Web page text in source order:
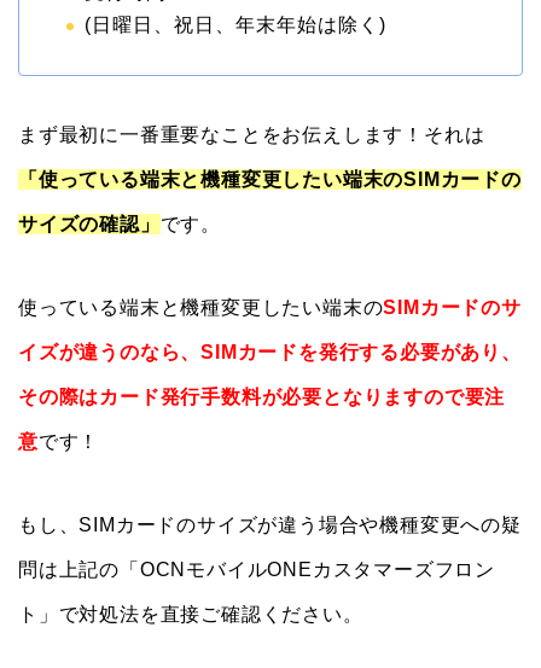
(日曜日、祝日、年末年始は除く)
まず最初に一番重要なことをお伝えします！それは
「使っている端末と機種変更したい端末のSIMカードの
サイズの確認」 です。
使っている端末と機種変更したい端末のSIMカードのサ
イズが違うのなら、SIMカードを発行する必要があり、
その際はカード発行手数料が必要となりますので要注
意です！
もし、SIMカードのサイズが違う場合や機種変更への疑
問は上記の「OCNモバイルONEカスタマーズフロン
ト」で対処法を直接ご確認ください。